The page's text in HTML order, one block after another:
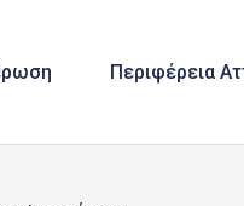
Περιφέρεια